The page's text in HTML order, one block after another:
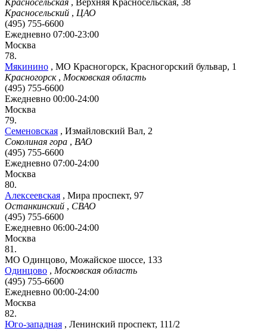
Красносельский , ЦАО
(495) 755-6600
Ежедневно 07:00-23:00
Москва
78.
Мякинино , МО Красногорск, Красногорский бульвар, 1
Красногорск, Московская область
(495) 755-6600
Ежедневно 00:00-24:00
Москва
79.
Семеновская , Измайловский Вал, 2
Соколиная гора , ВАО
(495) 755-6600
Ежедневно 07:00-24:00
Москва
80.
Алексеевская , Мира проспект, 97
Останкинский , СВАО
(495) 755-6600
Ежедневно 06:00-24:00
Москва
81.
МО Одинцово, Можайское шоссе, 133
Одинцово , Московская область
(495) 755-6600
Ежедневно 00:00-24:00
Москва
82.
Юго-западная , Ленинский проспект, 111/2